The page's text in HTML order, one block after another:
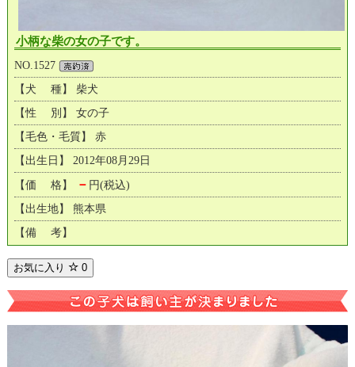
小柄な柴の女の子です。
NO.1527
【犬 種】 柴犬
【性 別】 女の子
【毛色・毛質】 赤
【出生日】 2012年08月29日
【価 格】 － 円(税込)
【出生地】 熊本県
【備 考】
お気に入り 0